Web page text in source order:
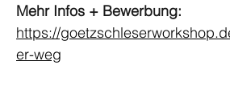
Mehr Infos + Bewerbung:
https://
er-weg
FOODER